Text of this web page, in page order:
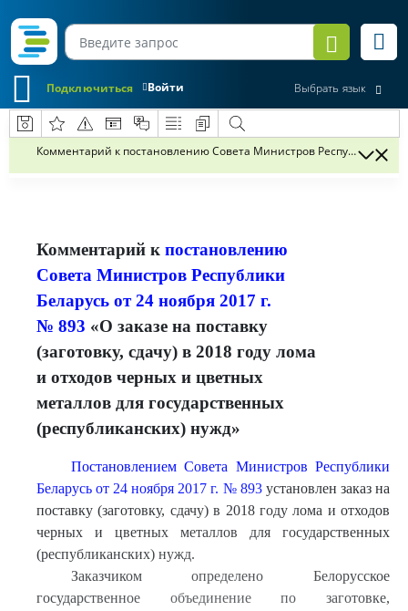
Войти
Подключиться Выбрать язык
Комментарий к постановлению Совета Министров Республики
Комментарий к постановлению
Совета Министров Республики
Беларусь от 24 ноября 2017 г.
№ 893 «О заказе на поставку
(заготовку, сдачу) в 2018 году лома
и отходов черных и цветных
металлов для государственных
(республиканских) нужд»
Постановлением Совета Министров Республики
Беларусь от 24 ноября 2017 г. № 893установлен заказ на
поставку (заготовку, сдачу) в 2018 году лома и отходов
черных и цветных металлов для государственных
(республиканских) нужд.
Заказчиком определено Белорусское
государственное объединение по заготовке,